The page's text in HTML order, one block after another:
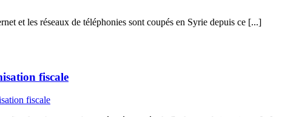
et les réseaux de téléphonies sont coupés en Syrie depuis ce [...]
fiscale